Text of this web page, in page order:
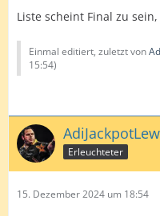
Liste scheint Final zu
Einmal editiert, zuletzt von
15:54)
Erleuchteter
15. Dezember 2024 um 18:54